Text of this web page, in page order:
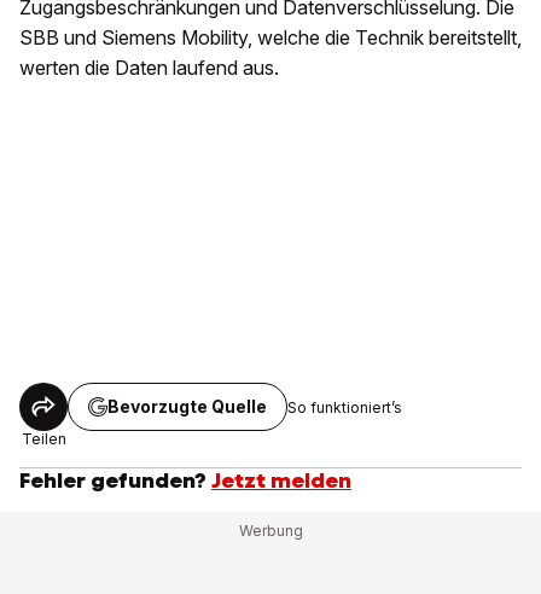
Zugangsbeschränkungen und Datenverschlüsselung. Die
SBB und Siemens Mobility, welche die Technik bereitstellt,
werten die Daten laufend aus.
Teilen
Bevorzugte Quelle So funktioniert’s
Fehler gefunden? Jetzt melden